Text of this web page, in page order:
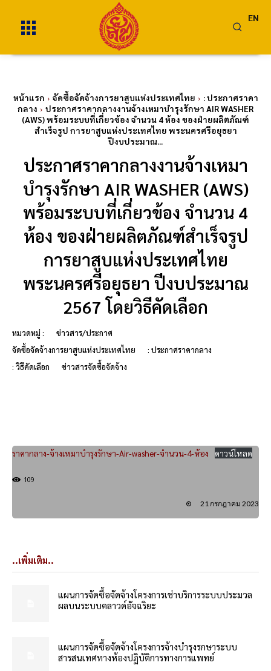
EN
หน้าแรก จัดซื้อจัดจ้างการยาสูบแห่งประเทศไทย
: ประกาศราคา
กลาง
ประกาศราคากลางงานจ้างเหมาบำรุงรักษา AIR WASHER
(AWS) พร้อมระบบที่เกี่ยวข้อง จำนวน 4 ห้อง ของฝ่ายผลิตภัณฑ์
สำเร็จรูป การยาสูบแห่งประเทศไทย พระนครศรีอยุธยา
ปีงบประมาณ...
ประกาศราคากลางงานจ้างเหมา
บำรุงรักษา AIR WASHER (AWS)
พร้อมระบบที่เกี่ยวข้อง จำนวน 4
ห้อง ของฝ่ายผลิตภัณฑ์สำเร็จรูป
การยาสูบแห่งประเทศไทย
พระนครศรีอยุธยา ปีงบประมาณ
2567 โดยวิธีคัดเลือก
หมวดหมู่ :
ข่าวสาร/ประกาศ
จัดซื้อจัดจ้างการยาสูบแห่งประเทศไทย
: ประกาศราคากลาง
: วิธีคัดเลือก
ข่าวสารจัดซื้อจัดจ้าง
ราคากลาง-จ้างเหมาบำรุงรักษา-Air-washer-จำนวน-4-ห้อง ดาวน์โหลด
109
21 กรกฎาคม 2023
..เพิ่มเติม..
แผนการจัดซื้อจัดจ้างโครงการเช่าบริการระบบประมวล
ผลบนระบบคลาวด์อัจฉริยะ
แผนการจัดซื้อจัดจ้างโครงการจ้างบำรุงรกษาระบบ
สารสนเทศทางห้องปฏิบัติการทางการแพทย์